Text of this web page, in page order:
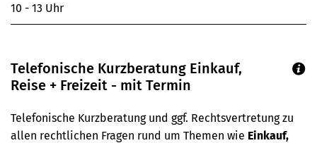
10 - 13 Uhr
Telefonische Kurzberatung Einkauf,
Reise + Freizeit - mit Termin
Telefonische Kurzberatung und ggf. Rechtsvertretung zu
allen rechtlichen Fragen rund um Themen wie Einkauf,